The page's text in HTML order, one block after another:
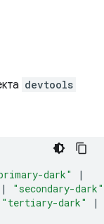
devtools
dark"
|
|
"secondary-dark"
"tertiary-dark"
|